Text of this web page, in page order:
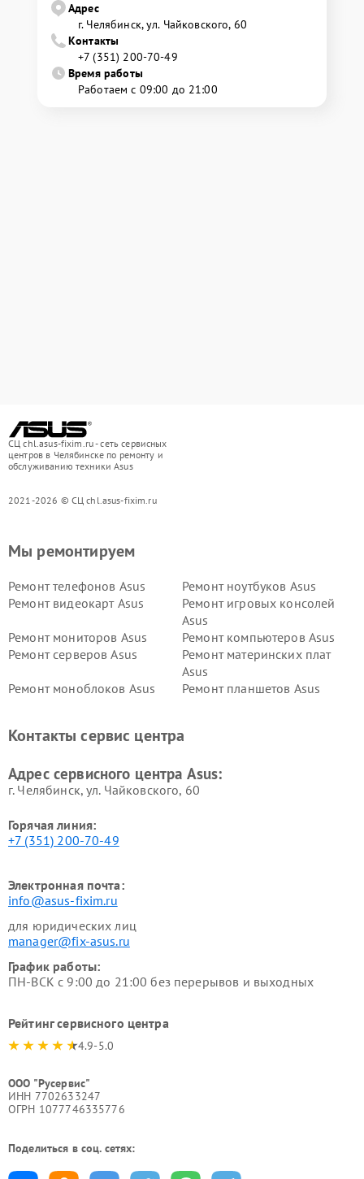
Адрес
г. Челябинск, ул. Чайковского, 60
Контакты
+7 (351) 200-70-49
Время работы
Работаем с 09:00 до 21:00
СЦ chl.asus-fixim.ru - сеть сервисных
центров в Челябинске по ремонту и
обслуживанию техники Asus
2021-2026 © СЦ chl.asus-fixim.ru
Мы ремонтируем
Ремонт телефонов Asus
Ремонт ноутбуков Asus
Ремонт видеокарт Asus
Ремонт игровых консолей
Asus
Ремонт мониторов Asus
Ремонт компьютеров Asus
Ремонт серверов Asus
Ремонт материнских плат
Asus
Ремонт моноблоков Asus
Ремонт планшетов Asus
Контакты сервис центра
Адрес сервисного центра Asus:
г. Челябинск, ул. Чайковского, 60
Горячая линия:
+7 (351) 200-70-49
Электронная почта:
info@asus-fixim.ru
для юридических лиц
manager@fix-asus.ru
График работы:
ПН-ВСК с 9:00 до 21:00 без перерывов и выходных
Рейтинг сервисного центра
4.9-5.0
ООО "Русервис"
ИНН 7702633247
ОГРН 1077746335776
Поделиться в соц. сетях: